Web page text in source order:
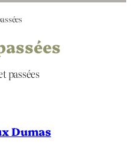
passées
Dumas